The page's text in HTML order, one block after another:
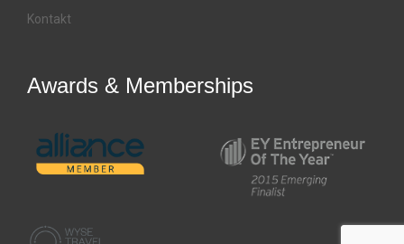
Kontakt
Awards & Memberships